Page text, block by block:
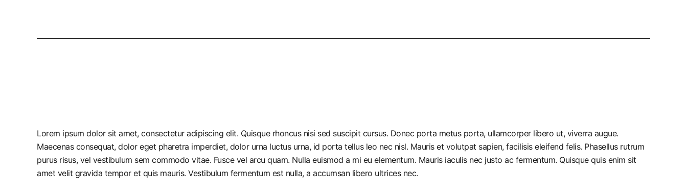
Lorem ipsum dolor sit amet, consectetur adipiscing elit. Quisque rhoncus nisi sed suscipit cursus. Donec porta metus porta, ullamcorper libero ut, viverra augue.
Maecenas consequat, dolor eget pharetra imperdiet, dolor urna luctus urna, id porta tellus leo nec nisl. Mauris et volutpat sapien, facilisis eleifend felis. Phasellus rutrum
purus risus, vel vestibulum sem commodo vitae. Fusce vel arcu quam. Nulla euismod a mi eu elementum. Mauris iaculis nec justo ac fermentum. Quisque quis enim sit
amet velit gravida tempor et quis mauris. Vestibulum fermentum est nulla, a accumsan libero ultrices nec.